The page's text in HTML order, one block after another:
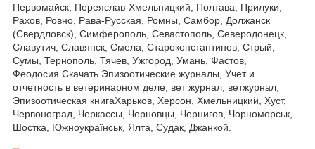
Первомайск, Переяслав-Хмельницкий, Полтава, Прилуки,
Рахов, Ровно, Рава-Русская, Ромны, Самбор, Должанск
(Свердловск), Симферополь, Севастополь, Северодонецк,
Славутич, Славянск, Смела, Староконстантинов, Стрый,
Сумы, Тернополь, Тячев, Ужгород, Умань, Фастов,
Феодосия.Скачать Эпизоотические журналы, Учет и
отчетность в ветеринарном деле, вет журнал, ветжурнал,
Эпизоотическая книгаХарьков, Херсон, Хмельницкий, Хуст,
Червоноград, Черкассы, Черновцы, Чернигов, Чорноморськ,
Шостка, Южноукраїнськ, Ялта, Судак, Джанкой.